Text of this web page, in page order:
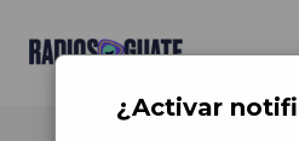
Radios Guate
¿Activar